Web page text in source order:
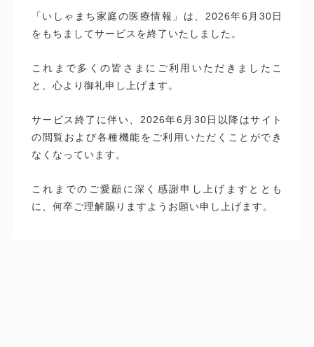
「いしゃまち家庭の医療情報」は、2026年6月30日
をもちましてサービスを終了いたしました。
これまで多くの皆さまにご利用いただきましたこ
と、心より御礼申し上げます。
サービス終了に伴い、2026年6月30日以降はサイト
の閲覧および各種機能をご利用いただくことができ
なくなっています。
これまでのご愛顧に深く感謝申し上げますととも
に、何卒ご理解賜りますようお願い申し上げます。